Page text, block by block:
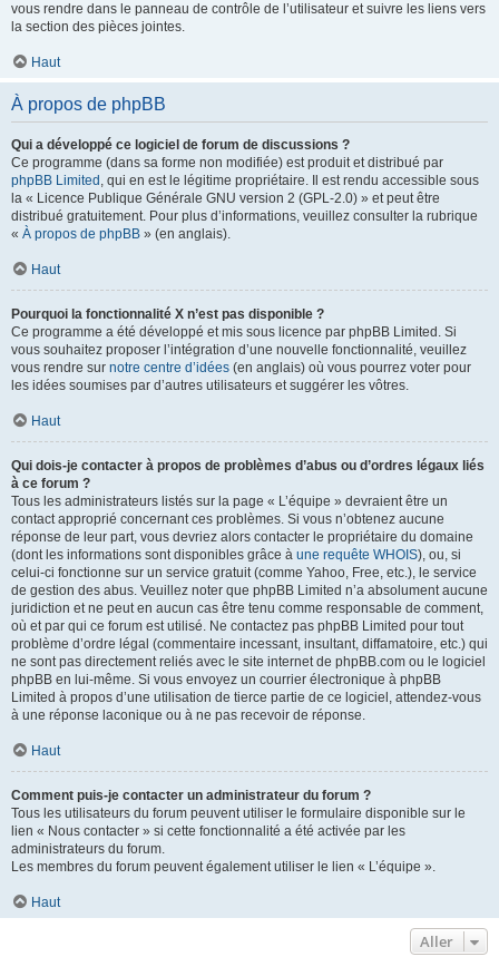
vous rendre dans le panneau de contrôle de l’utilisateur et suivre les liens vers
la section des pièces jointes.
Haut
À propos de phpBB
Qui a développé ce logiciel de forum de discussions ?
Ce programme (dans sa forme non modifiée) est produit et distribué par
phpBB Limited , qui en est le légitime propriétaire. Il est rendu accessible sous
la « Licence Publique Générale GNU version 2 (GPL-2.0) » et peut être
distribué gratuitement. Pour plus d’informations, veuillez consulter la rubrique
« À propos de phpBB » (en anglais).
Haut
Pourquoi la fonctionnalité X n’est pas disponible ?
Ce programme a été développé et mis sous licence par phpBB Limited. Si
vous souhaitez proposer l’intégration d’une nouvelle fonctionnalité, veuillez
vous rendre sur notre centre d’idées (en anglais) où vous pourrez voter pour
les idées soumises par d’autres utilisateurs et suggérer les vôtres.
Haut
Qui dois-je contacter à propos de problèmes d’abus ou d’ordres légaux liés
à ce forum ?
Tous les administrateurs listés sur la page « L’équipe » devraient être un
contact approprié concernant ces problèmes. Si vous n’obtenez aucune
réponse de leur part, vous devriez alors contacter le propriétaire du domaine
(dont les informations sont disponibles grâce à une requête WHOIS), ou, si
celui-ci fonctionne sur un service gratuit (comme Yahoo, Free, etc.), le service
de gestion des abus. Veuillez noter que phpBB Limited n’a absolument aucune
juridiction et ne peut en aucun cas être tenu comme responsable de comment,
où et par qui ce forum est utilisé. Ne contactez pas phpBB Limited pour tout
problème d’ordre légal (commentaire incessant, insultant, diffamatoire, etc.) qui
ne sont pas directement reliés avec le site internet de phpBB.com ou le logiciel
phpBB en lui-même. Si vous envoyez un courrier électronique à phpBB
Limited à propos d’une utilisation de tierce partie de ce logiciel, attendez-vous
à une réponse laconique ou à ne pas recevoir de réponse.
Haut
Comment puis-je contacter un administrateur du forum ?
Tous les utilisateurs du forum peuvent utiliser le formulaire disponible sur le
lien « Nous contacter » si cette fonctionnalité a été activée par les
administrateurs du forum.
Les membres du forum peuvent également utiliser le lien « L’équipe ».
Haut
Aller